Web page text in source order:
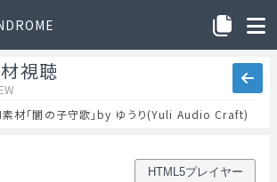
視聴
素材「闇の子守歌」by ゆうり(Yuli Audio Craft)
HTML5プレイヤー